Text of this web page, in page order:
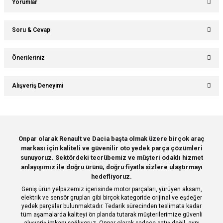
Yorumlar
Soru & Cevap
Önerileriniz
Bu ürünün fiyat bilgisi, resim, ürün açıklamalarında ve diğer konularda
yetersiz gördüğünüz noktaları öneri formunu kullanarak tarafımıza
Ürün resmi kalitesiz, bozuk veya görüntülenemiyor.
Ürün açıklamasında eksik bilgiler bulunuyor.
Ürün bilgilerinde hatalar bulunuyor.
Ürün fiyatı diğer sitelerden daha pahalı.
Bu ürüne benzer farklı alternatifler olmalı.
Alışveriş Deneyimi
Deneyimini Paylaş
Onpar olarak Renault ve Dacia başta olmak üzere birçok araç
markası için kaliteli ve güvenilir oto yedek parça çözümleri
sunuyoruz. Sektördeki tecrübemiz ve müşteri odaklı hizmet
anlayışımız ile doğru ürünü, doğru fiyatla sizlere ulaştırmayı
hedefliyoruz.
Geniş ürün yelpazemiz içerisinde motor parçaları, yürüyen aksam,
elektrik ve sensör grupları gibi birçok kategoride orijinal ve eşdeğer
yedek parçalar bulunmaktadır. Tedarik sürecinden teslimata kadar
tüm aşamalarda kaliteyi ön planda tutarak müşterilerimize güvenli